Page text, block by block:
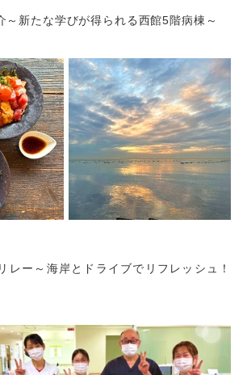
新たな学びが得られる西館5階病棟～
ー～海岸とドライブでリフレッシュ！